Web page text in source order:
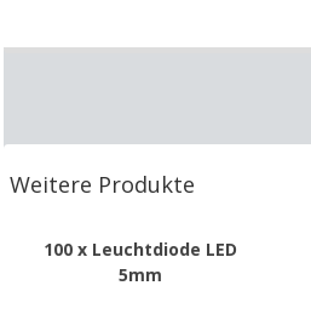
Weitere Produkte
100 x Leuchtdiode LED
5mm